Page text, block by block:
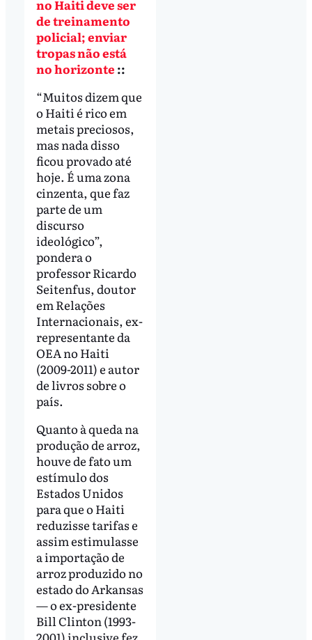
no Haiti deve ser
de treinamento
policial; enviar
tropas não está
no horizonte ::
“Muitos dizem que
o Haiti é rico em
metais preciosos,
mas nada disso
ficou provado até
hoje. É uma zona
cinzenta, que faz
parte de um
discurso
ideológico”,
pondera o
professor Ricardo
Seitenfus, doutor
em Relações
Internacionais, ex-
representante da
OEA no Haiti
(2009-2011) e autor
de livros sobre o
país.
Quanto à queda na
produção de arroz,
houve de fato um
estímulo dos
Estados Unidos
para que o Haiti
reduzisse tarifas e
assim estimulasse
a importação de
arroz produzido no
estado do Arkansas
— o ex-presidente
Bill Clinton (1993-